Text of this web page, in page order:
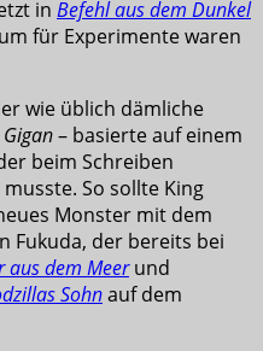
in Befehl aus dem Dunkel
für Experimente waren
wie üblich dämliche
– basierte auf einem
beim Schreiben
So sollte King
Monster mit dem
Fukuda, der bereits bei
aus dem Meerund
Sohnauf dem